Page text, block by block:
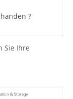
?
Sie Ihre